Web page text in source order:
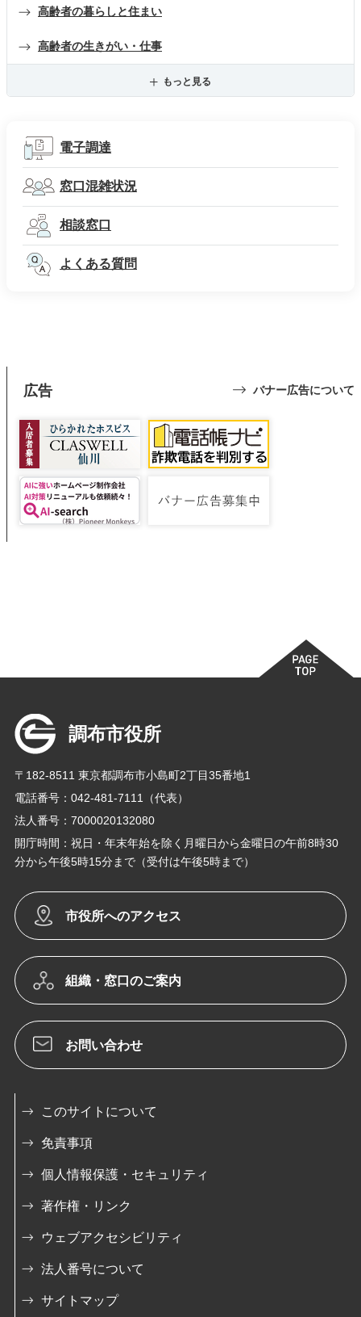
高齢者の暮らしと住まい
高齢者の生きがい・仕事
もっと見る
電子調達
窓口混雑状況
相談窓口
よくある質問
広告 バナー広告について
調布市役所
〒182-8511 東京都調布市小島町2丁目35番地1
電話番号：042-481-7111（代表）
法人番号：7000020132080
開庁時間：祝日・年末年始を除く月曜日から金曜日の午前8時30
分から午後5時15分まで（受付は午後5時まで）
市役所へのアクセス
組織・窓口のご案内
お問い合わせ
このサイトについて
免責事項
個人情報保護・セキュリティ
著作権・リンク
ウェブアクセシビリティ
法人番号について
サイトマップ